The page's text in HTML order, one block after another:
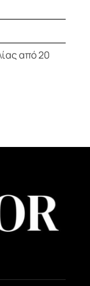
από 20